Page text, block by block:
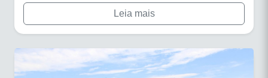
Leia mais